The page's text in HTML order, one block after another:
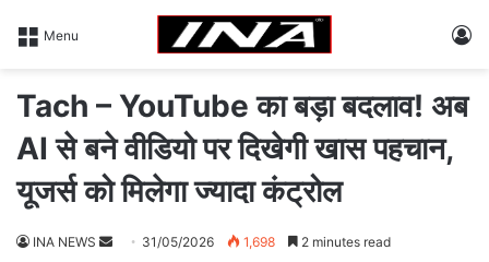
Menu
Tach – YouTube का बड़ा बदलाव! अब
AI से बने वीडियो पर दिखेगी खास पहचान,
यूजर्स को मिलेगा ज्यादा कंट्रोल
INA NEWS 31/05/2026 1,698 2 minutes read